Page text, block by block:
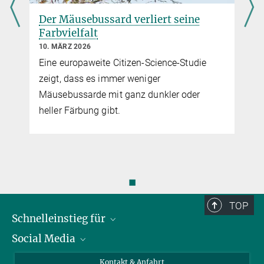
Der Mäusebussard verliert seine
Farbvielfalt
10. MÄRZ 2026
Eine europaweite Citizen-Science-Studie
zeigt, dass es immer weniger
Mäusebussarde mit ganz dunkler oder
heller Färbung gibt.
◼
TOP
Schnelleinstieg für
Journalist*innen
Social Media
Kontakt & Anfahrt